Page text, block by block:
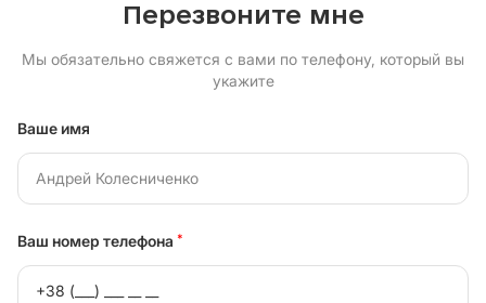
Перезвоните мне
Мы обязательно свяжется с вами по телефону, который вы
укажите
Ваше имя
Ваш номер телефона *